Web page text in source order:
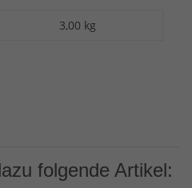
3,00 kg
folgende Artikel: